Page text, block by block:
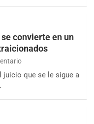
se convierte en un
juicio que se le sigue a